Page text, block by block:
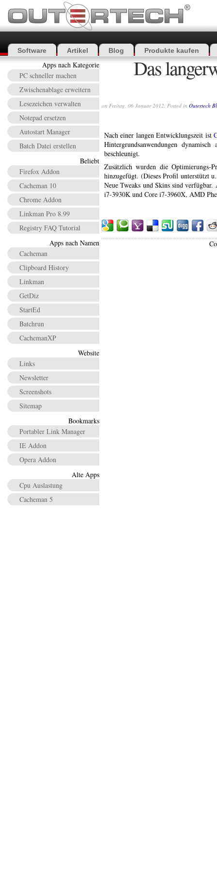
Das
on Freitag, 06 Januar 2012. Posted in Outertech
Nach einer langen Entwicklungszeit ist
Hintergrundsanwendungen
beschleunigt.
Zusätzlich wurden die
hinzugefügt. (Dieses Profil unterstützt
Neue Tweaks und Skins sind
i7-3930K und Core i7-3960X, AMD
Apps nach Kategorie
PC schneller machen
Zwischenablage erweitern
Lesezeichen verwalten
Notepad ersetzen
Autostart Manager
Batch Datei erstellen
Beliebt
Firefox Addon
Cacheman 10
Chrome Addon
Linkman Pro 8.99
Registry FAQ Tutorial
Apps nach Namen
Cacheman
Clipboard History
Linkman
GetDiz
StartEd
Batchrun
CachemanXP
Website
Links
Newsletter
Screenshots
Sitemap
Bookmarks
Portabler Link Manager
IE Addon
Opera Addon
Alte Apps
Cpu Auslastung
Cacheman 5
Software Artikel Blog Produkte kaufen